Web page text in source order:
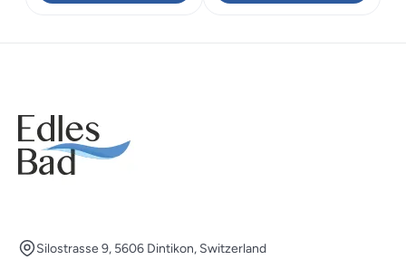
Silostrasse 9, 5606 Dintikon, Switzerland